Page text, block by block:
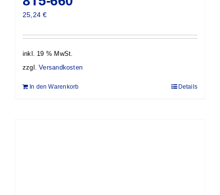
25,24€
inkl. 19 % MwSt.
zzgl.Versandkosten
In den Warenkorb Details